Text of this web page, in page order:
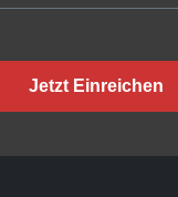
Jetzt Einreichen